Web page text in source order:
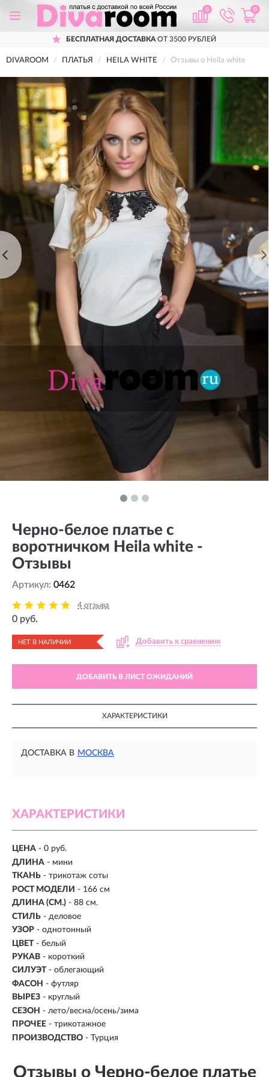
0 0
БЕСПЛАТНАЯ ДОСТАВКАОТ 3500 РУБЛЕЙ
DIVAROOM ПЛАТЬЯ HEILA WHITE Отзывы о Heila white
Черно-белое платье с
воротничком Heila white -
Отзывы
Артикул: 0462
4 отзыва
0 руб.
НЕТ В НАЛИЧИИ Добавить к сравнению
ДОБАВИТЬ В ЛИСТ ОЖИДАНИЙ
ХАРАКТЕРИСТИКИ
ДОСТАВКА В МОСКВА
ХАРАКТЕРИСТИКИ
ЦЕНА - 0 руб.
ДЛИНА - мини
ТКАНЬ - трикотаж соты
РОСТ МОДЕЛИ - 166 см
ДЛИНА (СМ.) - 88 см.
СТИЛЬ - деловое
УЗОР - однотонный
ЦВЕТ - белый
РУКАВ - короткий
СИЛУЭТ - облегающий
ФАСОН - футляр
ВЫРЕЗ - круглый
СЕЗОН - лето/весна/осень/зима
ПРОЧЕЕ - трикотажное
ПРОИЗВОДСТВО - Турция
Отзывы о Черно-белое платье